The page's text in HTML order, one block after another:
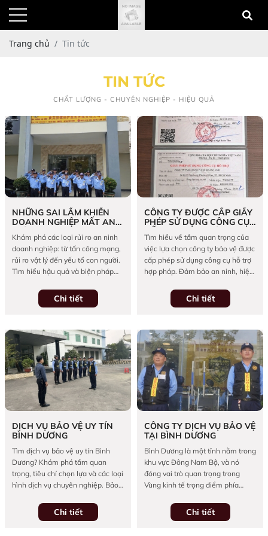
Trang chủ Tin tức
TIN TỨC
CHẤT LƯỢNG - CHUYÊN NGHIỆP - HIỆU QUẢ
NHỮNG SAI LẦM KHIẾN
DOANH NGHIỆP MẤT AN
Khám phá các loại rủi ro an ninh
doanh nghiệp: từ tấn công mạng,
rủi ro vật lý đến yếu tố con người.
Tìm hiểu hậu quả và biện pháp
Chi tiết
CÔNG TY ĐƯỢC CẤP GIẤY
PHÉP SỬ DỤNG CÔNG CỤ
HỖ TRỢ HỢP PHÁP
Tìm hiểu về tầm quan trọng của
việc lựa chọn công ty bảo vệ được
cấp phép sử dụng công cụ hỗ trợ
hợp pháp. Đảm bảo an ninh, hiệu
Chi tiết
DỊCH VỤ BẢO VỆ UY TÍN
BÌNH DƯƠNG
Tìm dịch vụ bảo vệ uy tín Bình
Dương? Khám phá tầm quan
trọng, tiêu chí chọn lựa và các loại
hình dịch vụ chuyên nghiệp. Bảo
toàn tối đa cho tài sản & con
Chi tiết
CÔNG TY DỊCH VỤ BẢO VỆ
TẠI BÌNH DƯƠNG
Bình Dương là một tỉnh nằm trong
khu vực Đông Nam Bộ, và nó
đóng vai trò quan trọng trong
Vùng kinh tế trọng điểm phía
không chỉ nổi bật với sự phát triển
mạnh mẽ của các nhà máy, xí
Chi tiết